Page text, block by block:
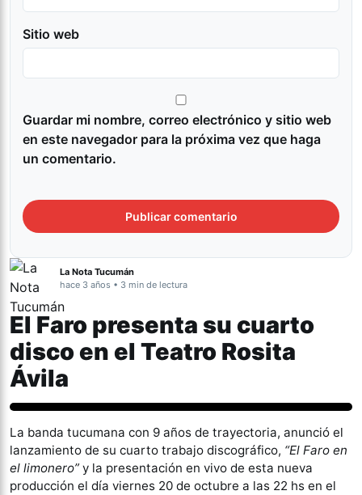
Sitio web
Guardar mi nombre, correo electrónico y sitio web
en este navegador para la próxima vez que haga
un comentario.
La Nota Tucumán
hace 3 años • 3 min de lectura
El Faro presenta su cuarto
disco en el Teatro Rosita
Ávila
La banda tucumana con 9 años de trayectoria, anunció el
lanzamiento de su cuarto trabajo discográfico, “El Faro en
el limonero” y la presentación en vivo de esta nueva
producción el día viernes 20 de octubre a las 22 hs en el